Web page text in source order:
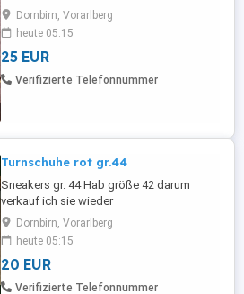
Dornbirn, Vorarlberg
heute 05:15
25 EUR
Verifizierte Telefonnummer
Turnschuhe rot gr.44
Sneakers gr. 44 Hab größe 42 darum
verkauf ich sie wieder
Dornbirn, Vorarlberg
heute 05:15
20 EUR
Verifizierte Telefonnummer